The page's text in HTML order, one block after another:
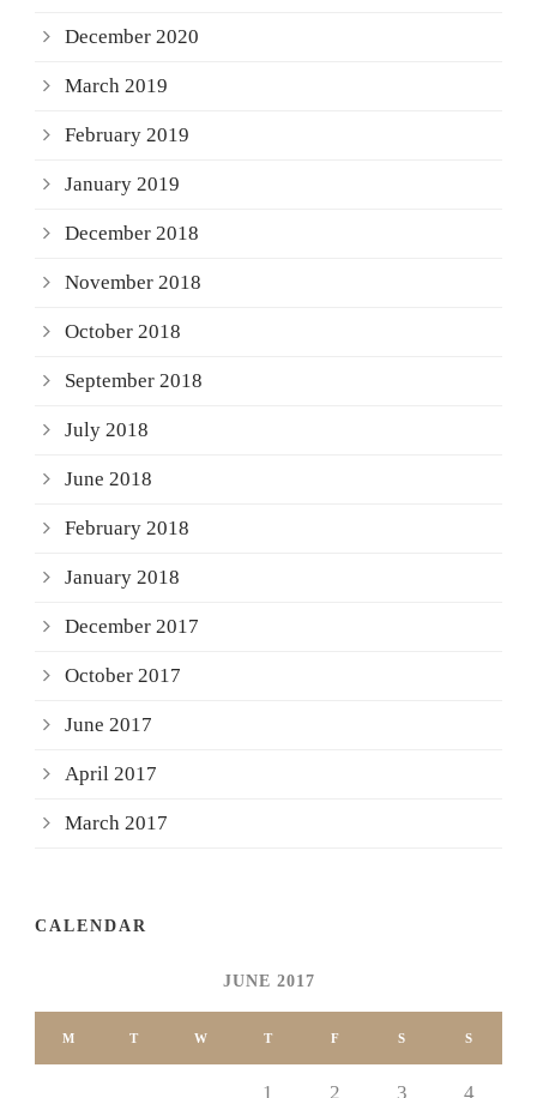
December 2020
March 2019
February 2019
January 2019
December 2018
November 2018
October 2018
September 2018
July 2018
June 2018
February 2018
January 2018
December 2017
October 2017
June 2017
April 2017
March 2017
CALENDAR
JUNE 2017
M T W T F S S
1 2 3 4